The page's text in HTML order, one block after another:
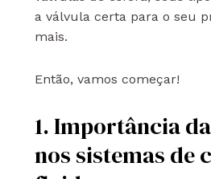
a válvula certa para o seu
mais.
Então, vamos começar!
1. Importância
nos sistemas de